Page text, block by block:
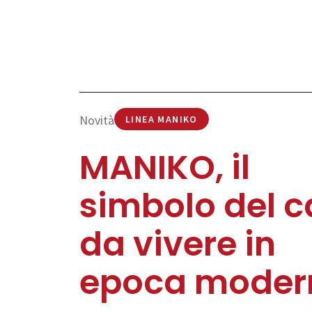
Novità LINEA MANIKO
MANIKO, il
simbolo del
da vivere in
epoca